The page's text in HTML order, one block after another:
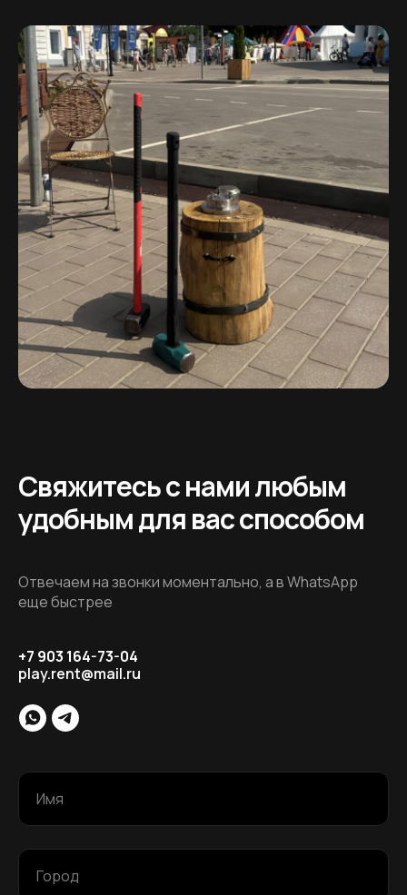
Свяжитесь с нами любым
удобным для вас способом
Отвечаем на звонки моментально, а в WhatsApp
еще быстрее
+7 903 164-73-04
play.rent@mail.ru
Имя
Город